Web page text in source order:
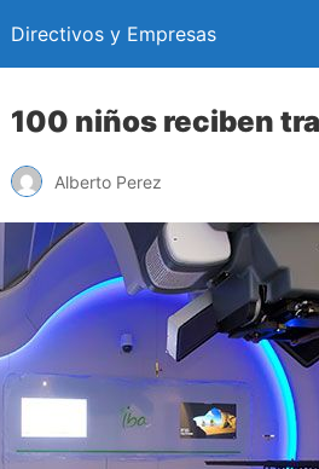
Directivos y Empresas
100 niños reciben
Alberto Perez